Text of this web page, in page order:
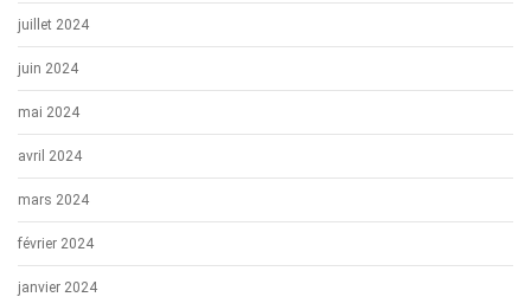
juillet 2024
juin 2024
mai 2024
avril 2024
mars 2024
février 2024
janvier 2024